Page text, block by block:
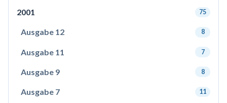
2001 75
Ausgabe 12 8
Ausgabe 11 7
Ausgabe 9 8
Ausgabe 7 11